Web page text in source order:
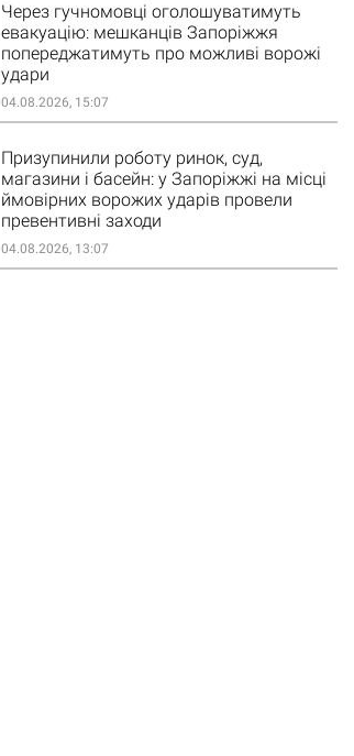
Через гучномовці оголошуватимуть
евакуацію: мешканців Запоріжжя
попереджатимуть про можливі ворожі
удари
04.08.2026, 15:07
Призупинили роботу ринок, суд,
магазини і басейн: у Запоріжжі на місці
ймовірних ворожих ударів провели
превентивні заходи
04.08.2026, 13:07